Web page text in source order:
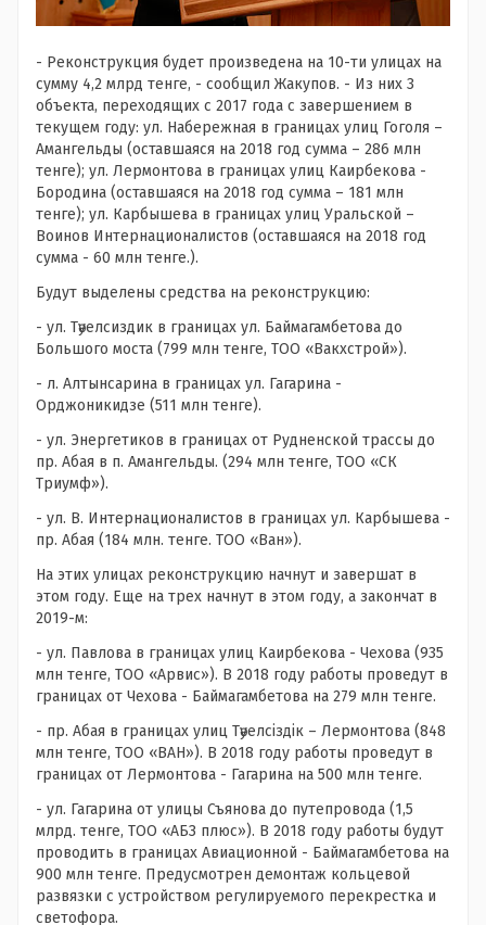
- Реконструкция будет произведена на 10-ти улицах на
сумму 4,2 млрд тенге, - сообщил Жакупов. - Из них 3
объекта, переходящих с 2017 года с завершением в
текущем году: ул. Набережная в границах улиц Гоголя –
Амангельды (оставшаяся на 2018 год сумма – 286 млн
тенге); ул. Лермонтова в границах улиц Каирбекова -
Бородина (оставшаяся на 2018 год сумма – 181 млн
тенге); ул. Карбышева в границах улиц Уральской –
Воинов Интернационалистов (оставшаяся на 2018 год
сумма - 60 млн тенге.).
Будут выделены средства на реконструкцию:
- ул. Тәуелсиздик в границах ул. Баймагамбетова до
Большого моста (799 млн тенге, ТОО «Вакхстрой»).
- л. Алтынсарина в границах ул. Гагарина -
Орджоникидзе (511 млн тенге).
- ул. Энергетиков в границах от Рудненской трассы до
пр. Абая в п. Амангельды. (294 млн тенге, ТОО «СК
Триумф»).
- ул. В. Интернационалистов в границах ул. Карбышева -
пр. Абая (184 млн. тенге. ТОО «Ван»).
На этих улицах реконструкцию начнут и завершат в
этом году. Еще на трех начнут в этом году, а закончат в
2019-м:
- ул. Павлова в границах улиц Каирбекова - Чехова (935
млн тенге, ТОО «Арвис»). В 2018 году работы проведут в
границах от Чехова - Баймагамбетова на 279 млн тенге.
- пр. Абая в границах улиц Тәуелсіздік – Лермонтова (848
млн тенге, ТОО «ВАН»). В 2018 году работы проведут в
границах от Лермонтова - Гагарина на 500 млн тенге.
- ул. Гагарина от улицы Съянова до путепровода (1,5
млрд. тенге, ТОО «АБЗ плюс»). В 2018 году работы будут
проводить в границах Авиационной - Баймагамбетова на
900 млн тенге. Предусмотрен демонтаж кольцевой
развязки с устройством регулируемого перекрестка и
светофора.